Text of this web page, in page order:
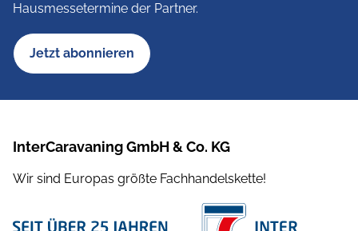
Hausmessetermine der Partner.
Jetzt abonnieren
InterCaravaning GmbH & Co. KG
Wir sind Europas größte Fachhandelskette!